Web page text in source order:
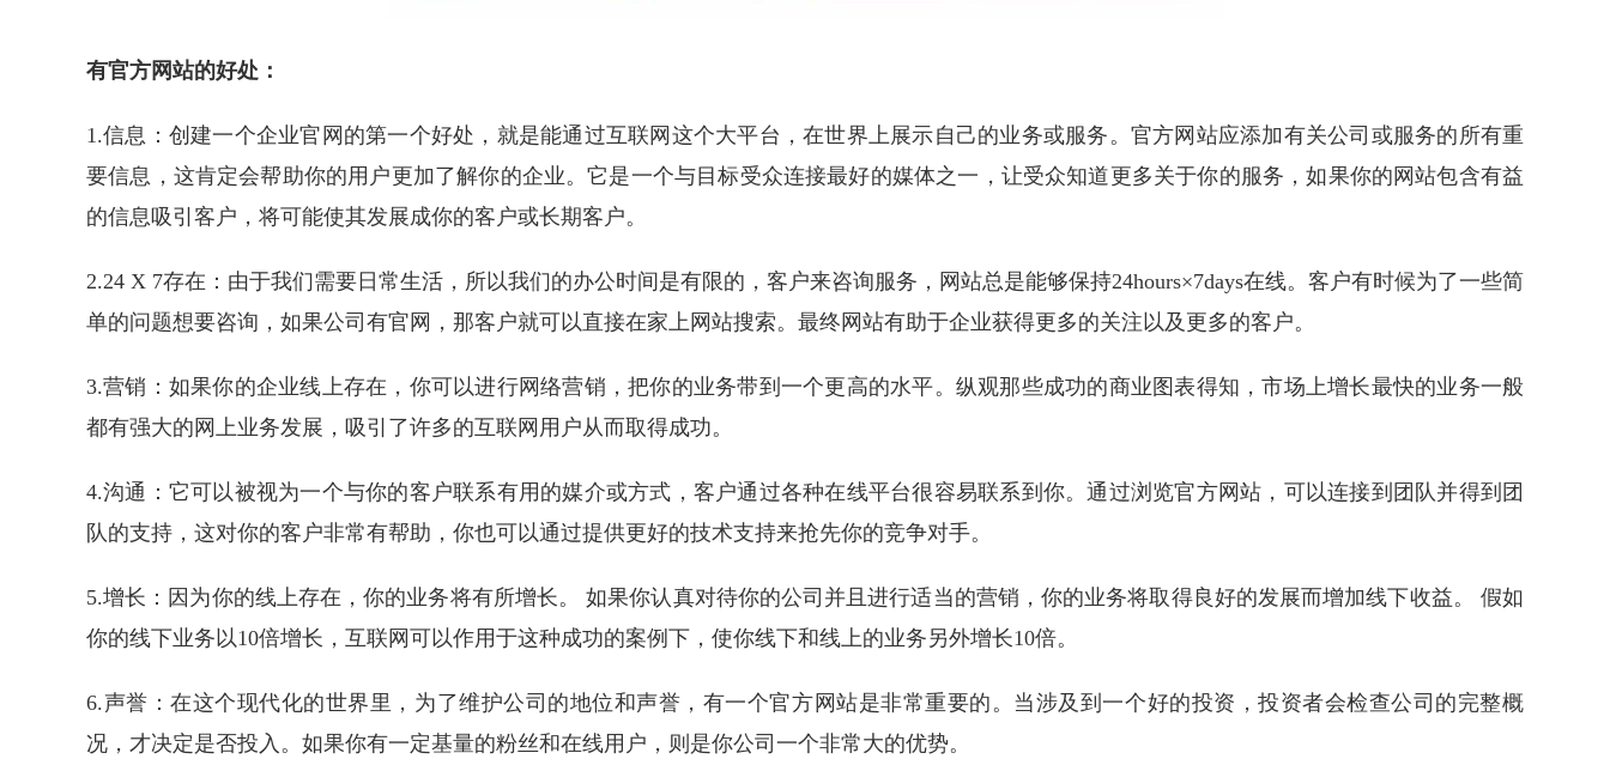
有官方网站的好处：
1.信息：创建一个企业官网的第一个好处，就是能通过互联网这个大平台，在世界上展示自己的业务或服务。官方网站应添加有关公司或服务的所有重
要信息，这肯定会帮助你的用户更加了解你的企业。它是一个与目标受众连接最好的媒体之一，让受众知道更多关于你的服务，如果你的网站包含有益
的信息吸引客户，将可能使其发展成你的客户或长期客户。
2.24 X 7存在：由于我们需要日常生活，所以我们的办公时间是有限的，客户来咨询服务，网站总是能够保持24hours×7days在线。客户有时候为了一些简
单的问题想要咨询，如果公司有官网，那客户就可以直接在家上网站搜索。最终网站有助于企业获得更多的关注以及更多的客户。
3.营销：如果你的企业线上存在，你可以进行网络营销，把你的业务带到一个更高的水平。纵观那些成功的商业图表得知，市场上增长最快的业务一般
都有强大的网上业务发展，吸引了许多的互联网用户从而取得成功。
4.沟通：它可以被视为一个与你的客户联系有用的媒介或方式，客户通过各种在线平台很容易联系到你。通过浏览官方网站，可以连接到团队并得到团
队的支持，这对你的客户非常有帮助，你也可以通过提供更好的技术支持来抢先你的竞争对手。
5.增长：因为你的线上存在，你的业务将有所增长。 如果你认真对待你的公司并且进行适当的营销，你的业务将取得良好的发展而增加线下收益。 假如
你的线下业务以10倍增长，互联网可以作用于这种成功的案例下，使你线下和线上的业务另外增长10倍。
6.声誉：在这个现代化的世界里，为了维护公司的地位和声誉，有一个官方网站是非常重要的。当涉及到一个好的投资，投资者会检查公司的完整概
况，才决定是否投入。如果你有一定基量的粉丝和在线用户，则是你公司一个非常大的优势。